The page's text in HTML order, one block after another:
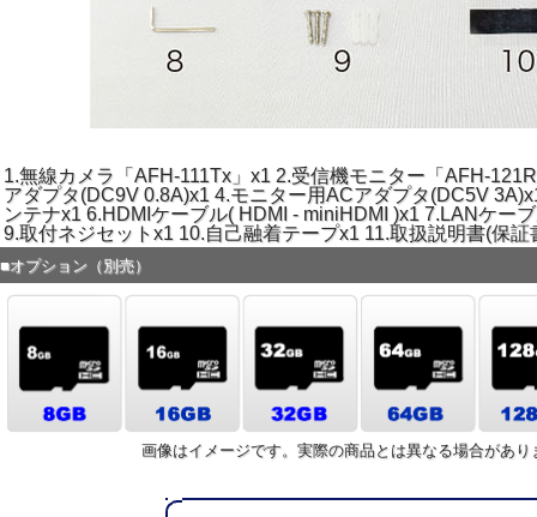
1.無線カメラ「AFH-111Tx」x1 2.受信機モニター「AFH-
アダプタ(DC9V 0.8A)x1 4.モニター用ACアダプタ(DC5V
ンテナx1 6.HDMIケーブル( HDMI - miniHDMI )x1 7.LANケー
9.取付ネジセットx1 10.自己融着テープx1 11.取扱説明書(保証
■オプション（別売）
画像はイメージです。実際の商品とは異なる場合があり